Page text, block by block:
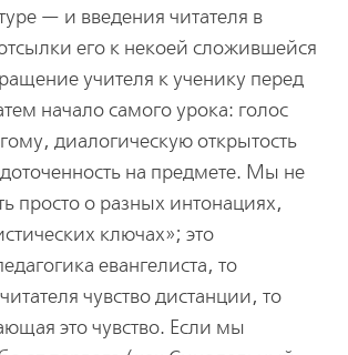
— и введения читателя в
его к некоей сложившейся
учителя к ученику перед
начало самого урока: голос
диалогическую открытость
на предмете. Мы не
просто о разных интонациях,
ключах»; это
евангелиста, то
чувство дистанции, то
это чувство. Если мы